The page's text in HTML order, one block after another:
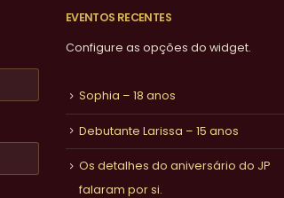
EVENTOS RECENTES
Configure as opções do widget.
Sophia – 18 anos
Debutante Larissa – 15 anos
Os detalhes do aniversário do JP
falaram por si.